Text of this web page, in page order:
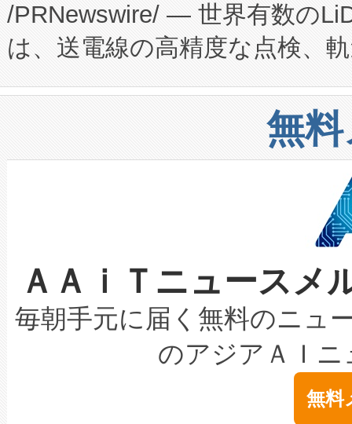
プログラムには、施設設計・
に関する技術移転および知的
構造化トレーニングカリキュ
上げおよび商用化段階におけ
設備整備および立ち上げ調整
加組織は、Enzeneのバイオ
選定された製品について、自
取得できる可能性もあります
設には、3億～4億ドルかか
最高経営責任者（CEO）であ
す。「当社のfully-connected
ームを利用すれば、6,000万
きます。この効率性は、フェ
た。 Voltaiq独自のAI搭載プラ
定、統合、導入、運用に至る
安全性を追跡し、確保する事
増加しているデータセンター
る電力網に大きな負担をかけ
事業者の負担軽減という課題
系統連系を迅速にし、ピーク
限を超えて利用可能な電力容
持できるよう貢献します。こ
ービスレベル契約（SLA）違
テリー性能の劣化によるダウ
念は、現在データセンターが
ます。 Voltaiq provides a
/PRNewswire/ — 世界有数の
は、送電線の高精度な点検、
や穀物倉庫におけるバルク材
リューション「Avia 2」を発
したAvia 2は、1,000メート
狭視野のFOVを切り替えるこ
ケーブル、枝などの細かな対
なレーザースポットにより、
な環境下でも豊かなディテー
キロメートル範囲を検出
LiDAR for Inspections,
は1535 nmレーザーを搭載。
イズの小径化を実現すること
無
ＡＡｉＴニュース
毎朝手元に届く無料のニュ
のアジアＡＩ
無料